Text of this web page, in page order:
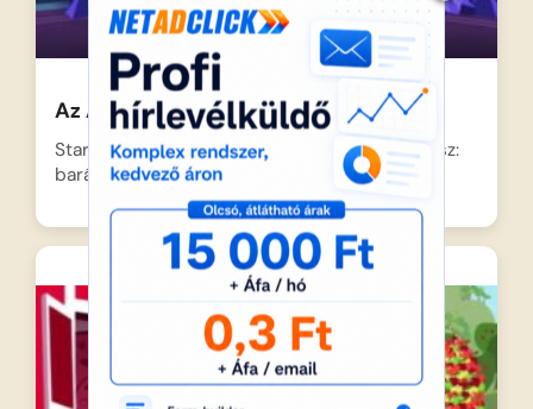
Az Alakváltók visszatérése 1-2
Starlight Glimmer döbbenetes felfedezést tesz:
barátait, a hercegnőket és Equestria…